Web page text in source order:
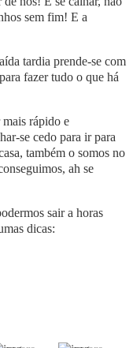
sem fim! E a
tardia prende-se com
fazer tudo o que há
rápido e
se cedo para ir para
também o somos no
ah se
sair a horas
dicas: